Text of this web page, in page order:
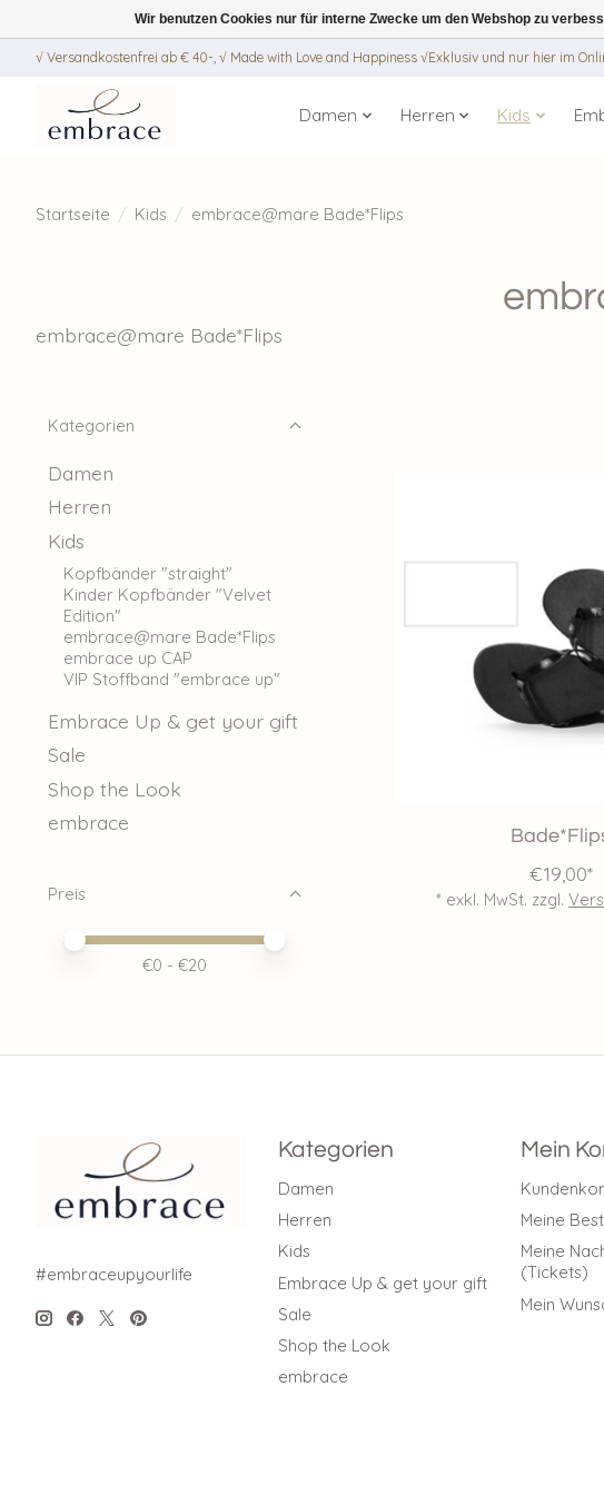
√ Versandkostenfrei ab € 40-, √ Made with Love and Happiness √Exklusiv und nur hier im
Damen Herren Kids
Startseite / Kids / embrace@mare Bade*Flips
embrace@mare Bade*Flips
Kategorien
Damen
Herren
Kids
Kopfbänder "straight"
Kinder Kopfbänder "Velvet
Edition"
embrace@mare Bade*Flips
embrace up CAP
VIP Stoffband "embrace up"
Embrace Up & get your gift
Sale
Shop the Look
embrace
Preis
Preis – Mindestwert
Price maximum value
€0 - €20
€19,00*
* exkl. MwSt. zzgl.
#embraceupyourlife
Kategorien
Damen
Herren
Kids
Embrace Up & get your gift
Sale
Shop the Look
embrace
Mein
Meine
Meine
(Tickets)
Mein
Wir benutzen Cookies nur für interne Zwecke um den Webshop zu